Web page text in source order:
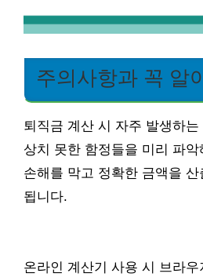
주의사항과 꼭 알
퇴직금 계산 시 자주 발생하는
상치 못한 함정들을 미리 파
손해를 막고 정확한 금액을 산
됩니다.
온라인 계산기 사용 시 브라